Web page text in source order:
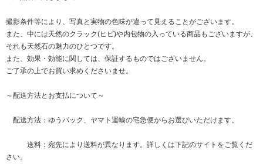
撮影条件等により、写真と実物の色味が違って見えることがございます。
また、中には天然のクラック(ヒビ)や内包物の入っている商品もございますが、
それも天然石の魅力のひとつです。
また、効果・効能に関しては、保証するものではございません。
ご了承の上でお買い求めくださいませ。
～配送方法とお支払について～
配送方法：ゆうパック、ヤマト運輸の宅急便からお選びいただけます。
送料：宛先により送料が異なります。詳しくは下記のサイトをご覧くだ
さい。